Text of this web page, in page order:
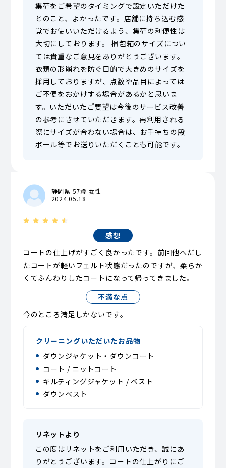
集荷をご希望のタイミングで設定いただけた
とのこと、よかったです。店舗に持ち込む感
覚でお使いいただけるよう、集荷の利便性は
大切にしております。 梱包箱のサイズについ
ては貴重なご意見をありがとうございます。
衣類の形崩れを防ぐ目的で大きめのサイズを
採用しておりますが、点数や品目によっては
ご不便をおかけする場合があるかと思いま
す。いただいたご要望は今後のサービス改善
の参考にさせていただきます。再利用される
際にサイズが合わない場合は、お手持ちの段
ボール等でお送りいただくことも可能です。
静岡県 57歳 女性
2024.05.18
感想
コートの仕上げがすごく良かったです。前回他へだし
たコートが軽いフェルト状態だったのですが、柔らか
くてふんわりしたコートになって帰ってきました。
不満な点
今のところ満足しかないです。
クリーニングいただいたお品物
ダウンジャケット・ダウンコート
コート / ニットコート
キルティングジャケット / ベスト
ダウンベスト
リネットより
この度はリネットをご利用いただき、誠にあ
りがとうございます。コートの仕上がりにご